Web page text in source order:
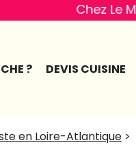
Chez Le Meilleur
? DEVIS CUISINE
en Loire-Atlantique>